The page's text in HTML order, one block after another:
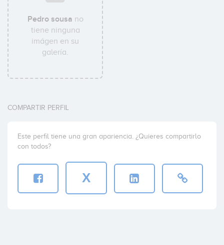
Pedro sousa no
tiene ninguna
imágen en su
galería.
COMPARTIR PERFIL
Este perfil tiene una gran apariencia. ¿Quieres compartirlo
con todos?
X